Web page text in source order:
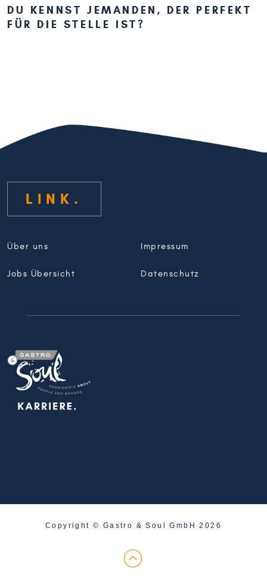
DU KENNST JEMANDEN, DER PERFEKT
FÜR DIE STELLE IST?
LINK
Über uns
Jobs Übersicht
Impressum
Datenschutz
Copyright © Gastro & Soul GmbH 2026